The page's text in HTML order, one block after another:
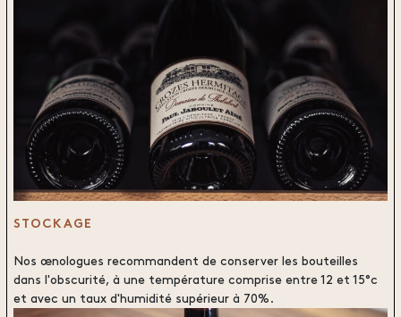
STOCKAGE
Nos œnologues recommandent de conserver les bouteilles
dans l'obscurité, à une température comprise entre 12 et 15°c
et avec un taux d'humidité supérieur à 70%.